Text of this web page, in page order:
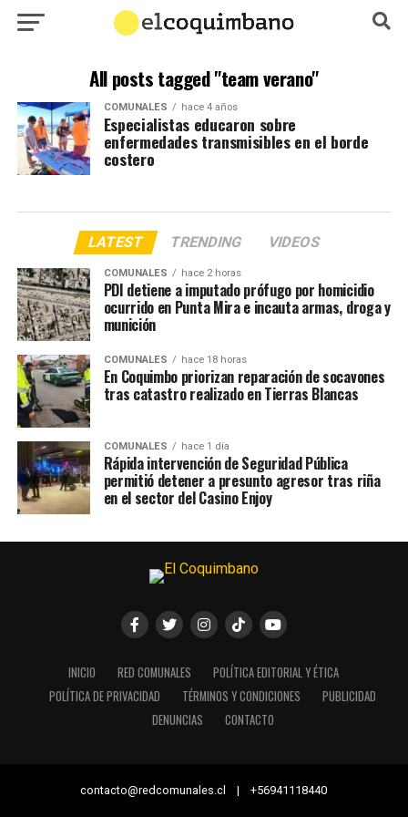
All posts tagged "team verano"
COMUNALES hace 4 años
Especialistas educaron sobre
enfermedades transmisibles en el borde
costero
LATEST TRENDING VIDEOS
COMUNALES hace 2 horas
PDI detiene a imputado prófugo por homicidio
ocurrido en Punta Mira e incauta armas, droga y
munición
COMUNALES hace 18 horas
En Coquimbo priorizan reparación de socavones
tras catastro realizado en Tierras Blancas
COMUNALES hace 1 día
Rápida intervención de Seguridad Pública
permitió detener a presunto agresor tras riña
en el sector del Casino Enjoy
INICIO RED COMUNALES
POLÍTICA EDITORIAL Y ÉTICA
POLÍTICA DE PRIVACIDAD
TÉRMINOS Y CONDICIONES
PUBLICIDAD
DENUNCIAS
CONTACTO
contacto@redcomunales.cl | +56941118440